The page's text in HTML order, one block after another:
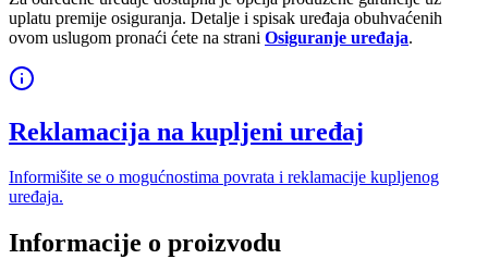
uplatu premije osiguranja. Detalje i spisak uređaja obuhvaćenih
ovom uslugom pronaći ćete na strani Osiguranje uređaja.
Reklamacija na kupljeni uređaj
Informišite se o mogućnostima povrata i reklamacije kupljenog
uređaja.
Informacije o proizvodu